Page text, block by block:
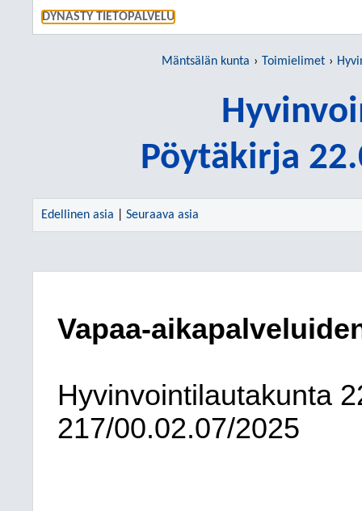
DYNASTY TIETOPALVELU
Mäntsälän kunta Toimielimet
Pöytäkirja
Edellinen asia Seuraava asia
Vapaa-
Hyvinvointilautakunta
217/00.02.07/2025